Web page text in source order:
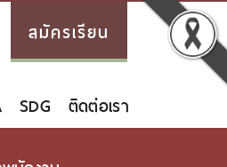
สมัครเรียน
SDG ติดต่อเรา